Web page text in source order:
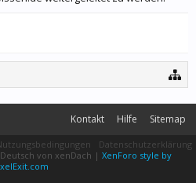
Kontakt Hilfe Sitemap
Datenschutzerklärung
Deutsch von xenDach | XenForo style by